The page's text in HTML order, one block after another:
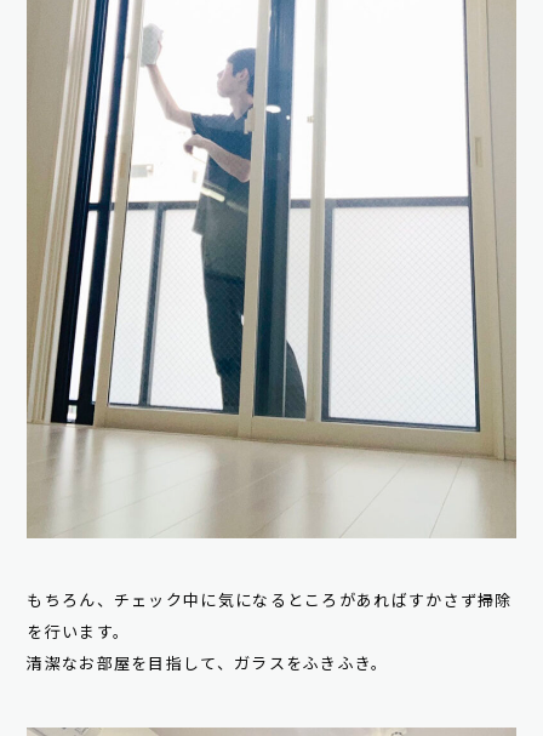
もちろん、チェック中に気になるところがあればすかさず掃除
を行います。
清潔なお部屋を目指して、ガラスをふきふき。